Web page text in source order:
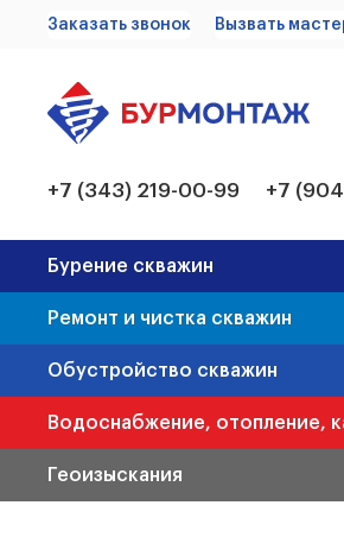
Заказать звонок Вызвать
+7 (343) 219-00-99 +7
Бурение скважин
Ремонт и чистка скважин
Обустройство скважин
Водоснабжение, отопление,
Геоизыскания